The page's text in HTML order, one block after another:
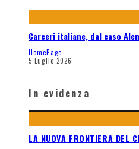
Carceri italiane, dal caso
HomePage
5 Luglio 2026
In evidenza
LA NUOVA FRONTIERA DEL